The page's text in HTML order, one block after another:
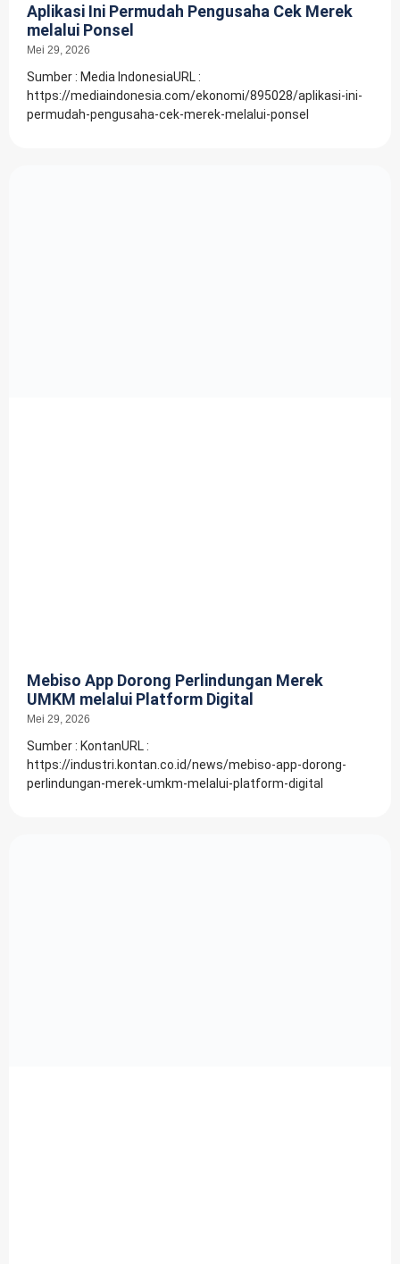
Aplikasi Ini Permudah Pengusaha Cek Merek
melalui Ponsel
Mei 29, 2026
Sumber : Media IndonesiaURL :
https://mediaindonesia.com/ekonomi/895028/aplikasi-ini-
permudah-pengusaha-cek-merek-melalui-ponsel
Mebiso App Dorong Perlindungan Merek
UMKM melalui Platform Digital
Mei 29, 2026
Sumber : KontanURL :
https://industri.kontan.co.id/news/mebiso-app-dorong-
perlindungan-merek-umkm-melalui-platform-digital